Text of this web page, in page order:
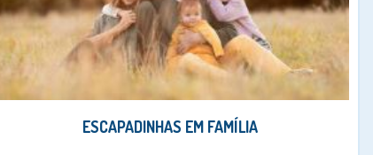
ESCAPADINHAS EM FAMÍLIA